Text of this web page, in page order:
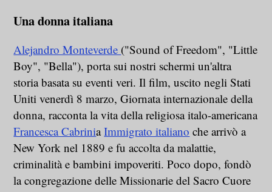
Una donna italiana
Alejandro Monteverde ("Sound of Freedom", "Little
Boy", "Bella"), porta sui nostri schermi un'altra
storia basata su eventi veri. Il film, uscito negli Stati
Uniti venerdì 8 marzo, Giornata internazionale della
donna, racconta la vita della religiosa italo-americana
Francesca CabriniaImmigrato italiano che arrivò a
New York nel 1889 e fu accolta da malattie,
criminalità e bambini impoveriti. Poco dopo, fondò
la congregazione delle Missionarie del Sacro Cuore